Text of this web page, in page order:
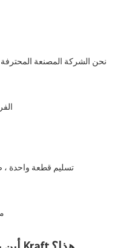
نحن الشركة المصنعة المحترفة
*تسليم قطعة واحدة